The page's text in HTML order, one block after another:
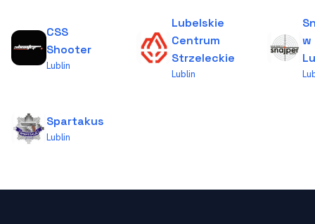
CSS
Shooter
Lublin
Lubelskie
Centrum
Strzeleckie
Lublin
w
Spartakus
Lublin